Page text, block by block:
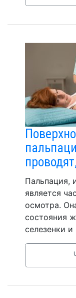
Пальпация,
является
осмотра.
состояния
селезенки